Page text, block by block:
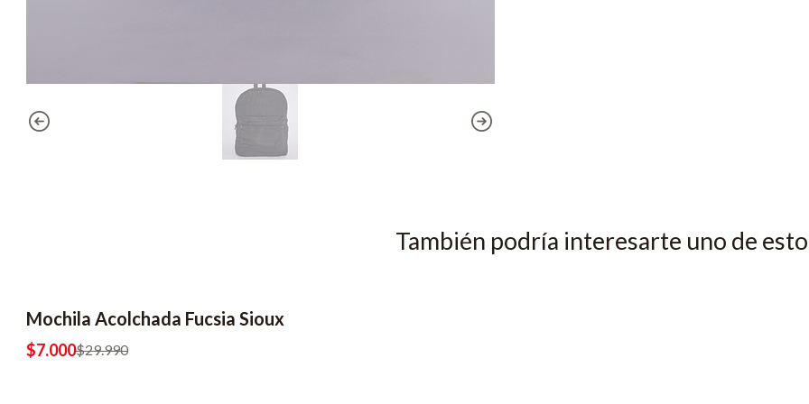
También podría interesarte uno de
-77% OFF
Mochila Acolchada Fucsia Sioux
$7.000$29.990